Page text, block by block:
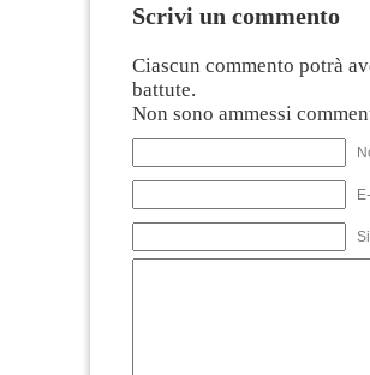
Scrivi un commento
Ciascun commento potrà
battute.
Non sono ammessi